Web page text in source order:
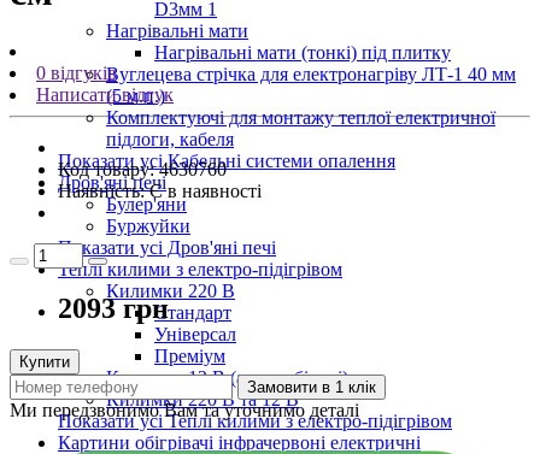
D3мм 1
Нагрівальні мати
Нагрівальні мати (тонкі) під плитку
Вуглецева стрічка для електронагріву ЛТ-1 40 мм
(5 м.п.)
Комплектуючі для монтажу теплої електричної
підлоги, кабеля
Показати усі Кабельні системи опалення
Дров'яні печі
Булер'яни
Буржуйки
Показати усі Дров'яні печі
Теплі килими з електро-підігрівом
Килимки 220 В
Стандарт
Універсал
Преміум
Килимки 12 В (автомобільні)
Килимки 220 В та 12 В
Показати усі Теплі килими з електро-підігрівом
Картини обігрівачі інфрачервоні електричні
0 відгуків
Написати відгук
Код товару:4630760
Наявність: Є в наявності
2093 грн
Купити
Замовити в 1 клік
Ми передзвонимо Вам та уточнимо деталі